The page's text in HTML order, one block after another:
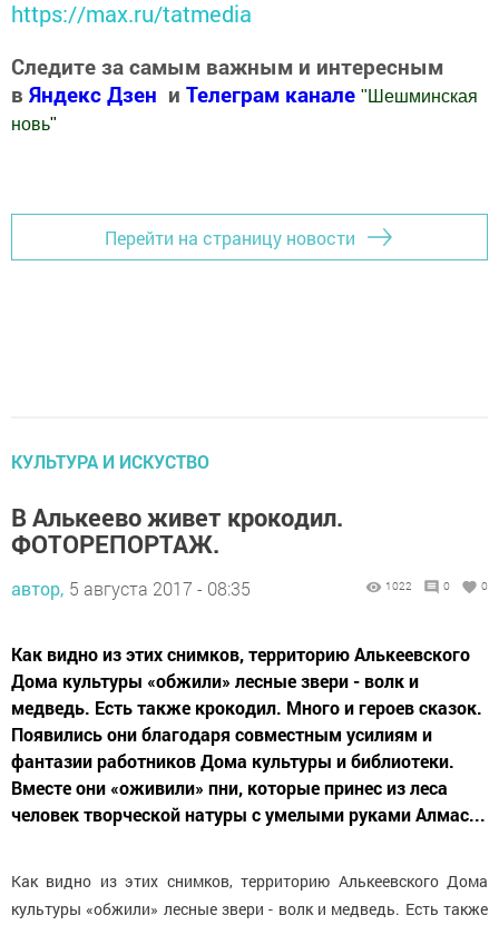
https://max.ru/tatmedia
Следите за самым важным и интересным
в Яндекс Дзен и Телеграм канале "Шешминская
новь"
Перейти на страницу новости
КУЛЬТУРА И ИСКУСТВО
В Алькеево живет крокодил.
ФОТОРЕПОРТАЖ.
автор, 5 августа 2017 - 08:35 1022 0 0
Как видно из этих снимков, территорию Алькеевского
Дома культуры «обжили» лесные звери - волк и
медведь. Есть также крокодил. Много и героев сказок.
Появились они благодаря совместным усилиям и
фантазии работников Дома культуры и библиотеки.
Вместе они «оживили» пни, которые принес из леса
человек творческой натуры с умелыми руками Алмас...
Как видно из этих снимков, территорию Алькеевского Дома
культуры «обжили» лесные звери - волк и медведь. Есть также